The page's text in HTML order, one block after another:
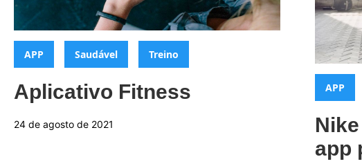
Categorias:
APP Saudável Treino
Aplicativo Fitness
24 de agosto de 2021
APP
app